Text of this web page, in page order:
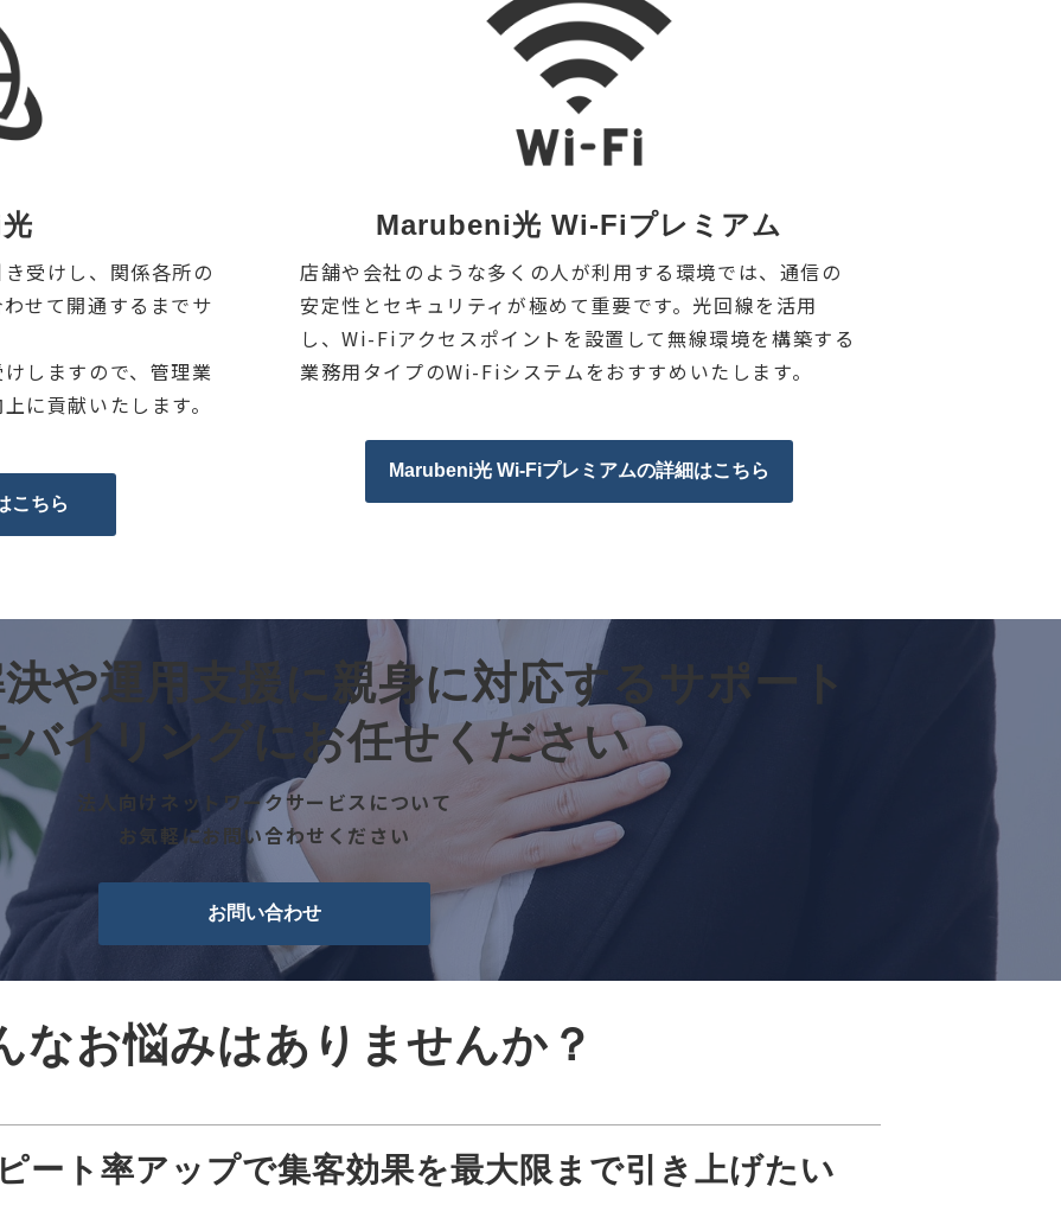
受けし、関係各所の
せて開通するまでサ
しますので、管理業
に貢献いたします。
こちら
Marubeni光 Wi-Fiプレミアム
店舗や会社のような多くの人が利用する環境では、通信の
安定性とセキュリティが極めて重要です。光回線を活用
し、Wi-Fiアクセスポイントを設置して無線環境を構築する
業務用タイプのWi-Fiシステムをおすすめいたします。
Marubeni光 Wi-Fiプレミアムの詳細はこちら
や運用支援に親身に対応するサポート
バイリングにお任せください
法人向けネットワークサービスについて
お気軽にお問い合わせください
お問い合わせ
なお悩みはありませんか？
ート率アップで集客効果を最大限まで引き上げたい